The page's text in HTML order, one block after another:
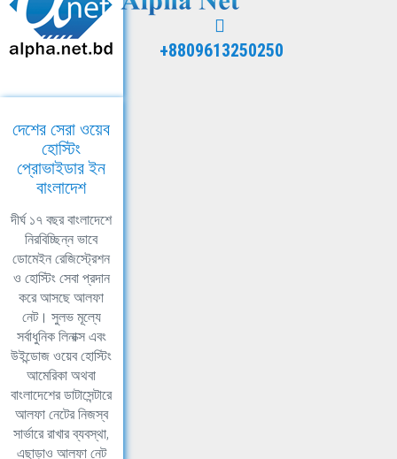
+8809613250250
দেশের সেরা ওয়েব
হোস্টিং
প্রোভাইডার ইন
বাংলাদেশ
দীর্ঘ ১৭ বছর বাংলাদেশে
নিরবিচ্ছিন্ন ভাবে
ডোমেইন রেজিস্ট্রেশন
ও হোস্টিং সেবা প্রদান
করে আসছে আলফা
নেট। সুলভ মূল্যে
সর্বাধুনিক লিনাক্স এবং
উইন্ডোজ ওয়েব হোস্টিং
আমেরিকা অথবা
বাংলাদেশের ডাটাসেন্টারে
আলফা নেটের নিজস্ব
সার্ভারে রাখার ব্যবস্থা,
এছাড়াও আলফা নেট